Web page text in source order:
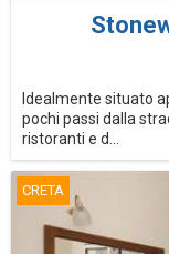
Idealmente situato
pochi passi dalla
ristoranti e d...
CRETA